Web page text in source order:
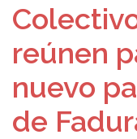
reúnen
nuevo
de